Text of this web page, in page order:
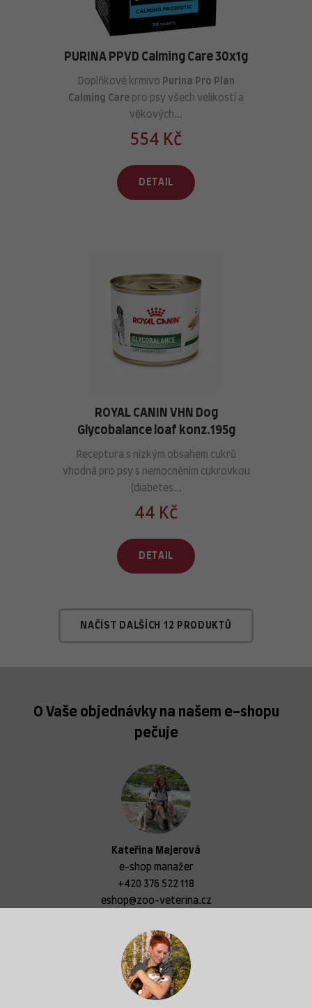
PURINA PPVD Calming Care 30x1g
Doplňkové krmivo Purina Pro Plan
Calming Care pro psy všech velikostí a
věkových...
554 Kč
DETAIL
ROYAL CANIN VHN Dog
Glycobalance loaf konz.195g
Receptura s nízkým obsahem cukrů
vhodná pro psy s nemocněním cukrovkou
(diabetes...
44 Kč
DETAIL
NAČÍST DALŠÍCH 12 PRODUKTŮ
O Vaše objednávky na našem e-shopu
pečuje
Kateřina Majerová
e-shop manažer
+420 376 522 118
eshop@zoo-veterina.cz